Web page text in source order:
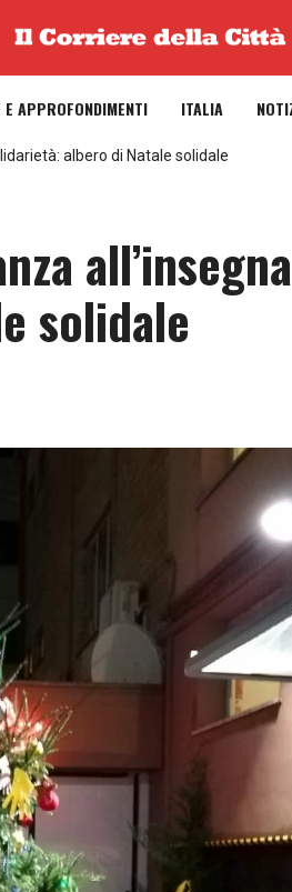
E APPROFONDIMENTI ITALIA
albero di Natale solidale
solidale